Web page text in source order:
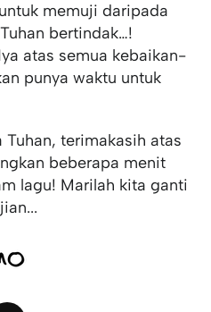
memuji daripada
bertindak…!
atas semua kebaikan-
punya waktu untuk
terimakasih atas
beberapa menit
lagu! Marilah kita ganti